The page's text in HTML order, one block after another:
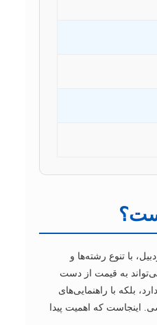
با تنوع رشته‌ها و
به قیمت از دست
بلکه با راهنمایی‌های
اینجاست که اهمیت پیدا